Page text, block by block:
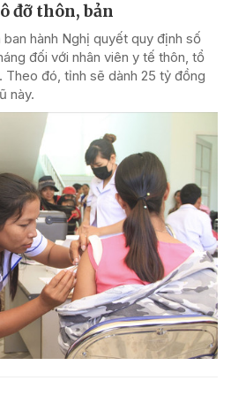
đỡ thôn, bản
hành Nghị quyết quy định số
đối với nhân viên y tế thôn, tổ
Theo đó, tỉnh sẽ dành 25 tỷ đồng
này.